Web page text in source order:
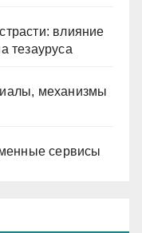
влияние
тезауруса
механизмы
сервисы